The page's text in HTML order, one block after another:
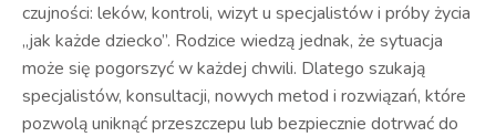
czujności: leków, kontroli, wizyt u specjalistów i próby życia
„jak każde dziecko”. Rodzice wiedzą jednak, że sytuacja
może się pogorszyć w każdej chwili. Dlatego szukają
specjalistów, konsultacji, nowych metod i rozwiązań, które
pozwolą uniknąć przeszczepu lub bezpiecznie dotrwać do